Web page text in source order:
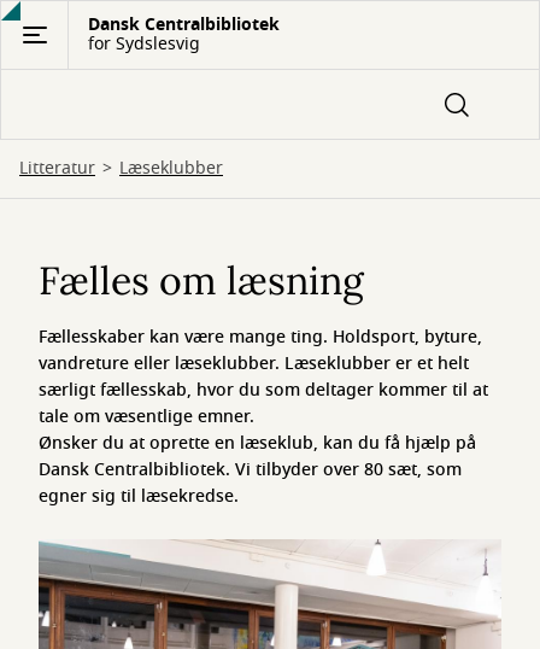
Gå
hovedindhold
Dansk Centralbibliotek
for Sydslesvig
Litteratur Læseklubber
Fælles om læsning
Fællesskaber kan være mange ting. Holdsport, byture,
vandreture eller læseklubber. Læseklubber er et helt
særligt fællesskab, hvor du som deltager kommer til at
tale om væsentlige emner.
Ønsker du at oprette en læseklub, kan du få hjælp på
Dansk Centralbibliotek. Vi tilbyder over 80 sæt, som
egner sig til læsekredse.